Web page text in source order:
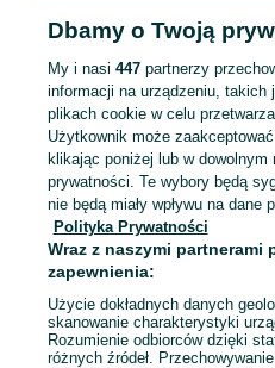
krok w biznes i
Mapa kategorii
Mapa miejscowości
Mapa ministron
Popularne wyszukiwania
Dbamy o Twoją
My i nasi 447partnerzy
informacji na urządzeniu, takich
plikach cookie w celu
Użytkownik może
klikając poniżej lub w
prywatności. Te wybory będą
nie będą miały wpływu na dane
Polityka Prywatności
Wraz z naszymi partnerami
zapewnienia:
Użycie dokładnych danych
skanowanie charakterystyki
Rozumienie odbiorców dzięki
różnych źródeł.